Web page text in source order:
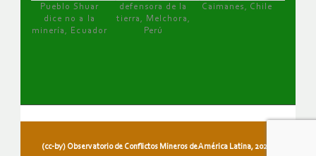
Pueblo Shuar
dice no a la
minería, Ecuador
defensora de la
tierra, Melchora,
Perú
Caimanes, Chile
(cc-by) Observatorio de Conflictos Mineros de América Latina, 2026